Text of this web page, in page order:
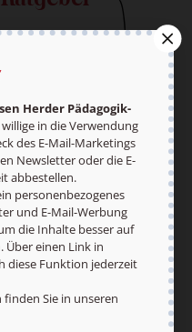
zum Zweck
Werbung kann
in
und
auf
einen Link in
Funktion
Sie in
Herder Pädagogik-
in die Verwendung
des E-Mail-Marketings
Newsletter oder die E-
abbestellen.
personenbezogenes
und E-Mail-Werbung
die Inhalte besser auf
Über einen Link in
diese Funktion jederzeit
Sie in unseren